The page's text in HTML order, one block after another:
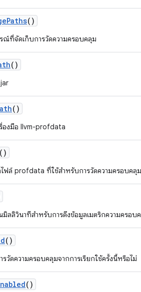
Paths()
ณ์ที่จัดเก็บการวัดความครอบคลุม
()
()
องมือ llvm-profdata
()
ฟล์ profdata ที่ใช้สำหรับการวัดความครอบคลุม
มิลลิวินาทีสำหรับการดึงข้อมูลเมตริกความครอ
()
วัดความครอบคลุมจากการเรียกใช้ครั้งนี้หรือไม่
()